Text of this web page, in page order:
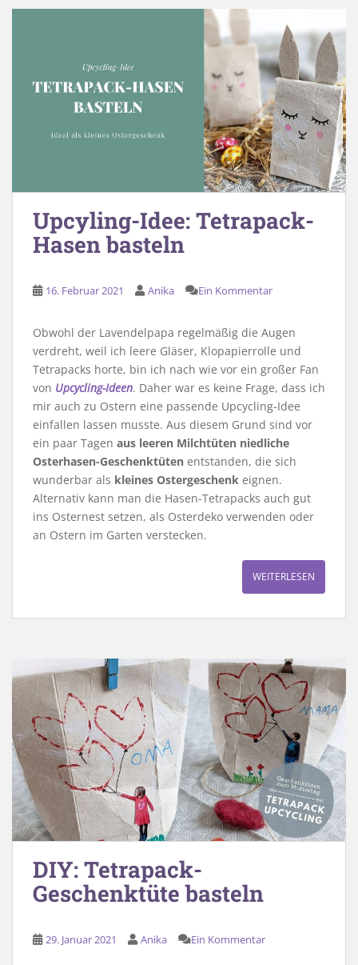
Upcyling-Idee: Tetrapack-
Hasen basteln
16. Februar 2021 Anika Ein Kommentar
Obwohl der Lavendelpapa regelmäßig die Augen
verdreht, weil ich leere Gläser, Klopapierrolle und
Tetrapacks horte, bin ich nach wie vor ein großer Fan
von Upcycling-Ideen. Daher war es keine Frage, dass ich
mir auch zu Ostern eine passende Upcycling-Idee
einfallen lassen musste. Aus diesem Grund sind vor
ein paar Tagen aus leeren Milchtüten niedliche
Osterhasen-Geschenktüten entstanden, die sich
wunderbar als kleines Ostergeschenk eignen.
Alternativ kann man die Hasen-Tetrapacks auch gut
ins Osternest setzen, als Osterdeko verwenden oder
an Ostern im Garten verstecken.
WEITERLESEN
DIY: Tetrapack-
Geschenktüte basteln
29. Januar 2021 Anika Ein Kommentar